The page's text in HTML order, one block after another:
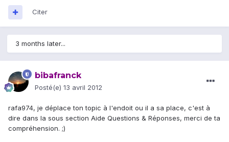
Citer
3 months later...
bibafranck
Posté(e) 13 avril 2012
rafa974, je déplace ton topic à l'endoit ou il a sa place, c'est à
dire dans la sous section Aide Questions & Réponses, merci de ta
compréhension. ;)